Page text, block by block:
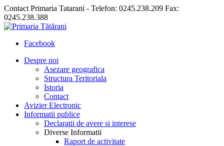
Contact Primaria Tatarani - Telefon: 0245.238.209 Fax:
0245.238.388
Facebook
Despre noi
Asezare geografica
Structura Teritoriala
Istoria
Contact
Avizier Electronic
Informatii publice
Declaratii de avere si interese
Diverse Informatii
Raport de activitate